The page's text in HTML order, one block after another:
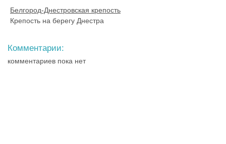
Белгород-Днестровская крепость
Крепость на берегу Днестра
Комментарии:
комментариев пока нет